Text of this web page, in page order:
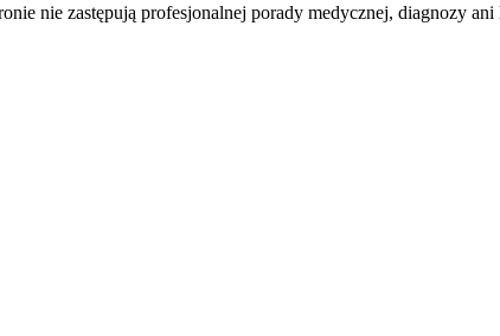
nie zastępują profesjonalnej porady medycznej, diagnozy ani